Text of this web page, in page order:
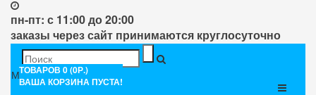
пн-пт: с 11:00 до 20:00
заказы через сайт принимаются круглосуточно
ТОВАРОВ 0 (0Р.)
ВАША КОРЗИНА ПУСТА!
Меню